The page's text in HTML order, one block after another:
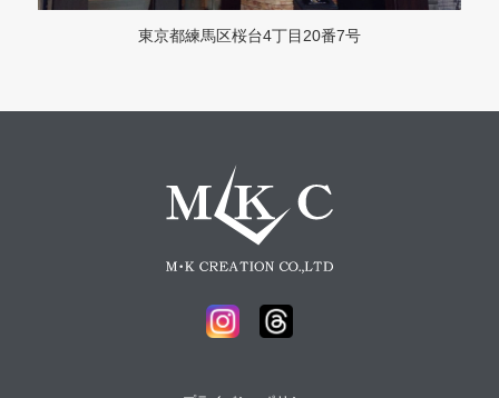
東京都練馬区桜台4丁目20番7号